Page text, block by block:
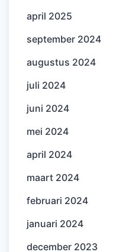
april 2025
september 2024
augustus 2024
juli 2024
juni 2024
mei 2024
april 2024
maart 2024
februari 2024
januari 2024
december 2023